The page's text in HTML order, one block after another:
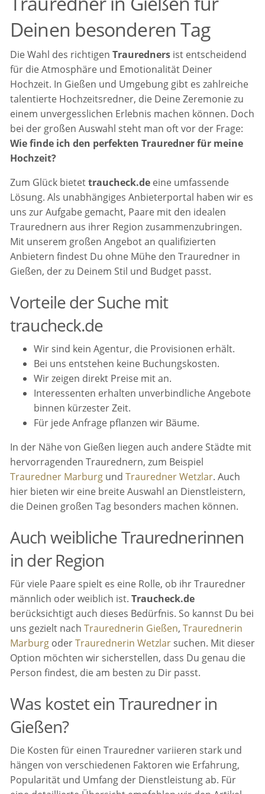
Deinen besonderen Tag
Die Wahl des richtigenTrauredners ist entscheidend
für die Atmosphäre und Emotionalität Deiner
Hochzeit. In Gießen und Umgebung gibt es zahlreiche
talentierte Hochzeitsredner, die Deine Zeremonie zu
einem unvergesslichen Erlebnis machen können. Doch
bei der großen Auswahl steht man oft vor der Frage:
Wie finde ich den perfekten Trauredner für meine
Hochzeit?
Zum Glück bietettraucheck.de eine umfassende
Lösung. Als unabhängiges Anbieterportal haben wir es
uns zur Aufgabe gemacht, Paare mit den idealen
Traurednern aus ihrer Region zusammenzubringen.
Mit unserem großen Angebot an qualifizierten
Anbietern findest Du ohne Mühe den Trauredner in
Gießen, der zu Deinem Stil und Budget passt.
Vorteile der Suche mit
traucheck.de
Wir sind kein Agentur, die Provisionen erhält.
Bei uns entstehen keine Buchungskosten.
Wir zeigen direkt Preise mit an.
Interessenten erhalten unverbindliche Angebote
binnen kürzester Zeit.
Für jede Anfrage pflanzen wir Bäume.
In der Nähe von Gießen liegen auch andere Städte mit
hervorragenden Traurednern, zum Beispiel
Trauredner Marburg undTrauredner Wetzlar. Auch
hier bieten wir eine breite Auswahl an Dienstleistern,
die Deinen großen Tag besonders machen können.
Auch weibliche Traurednerinnen
in der Region
Für viele Paare spielt es eine Rolle, ob ihr Trauredner
männlich oder weiblich ist.Traucheck.de
berücksichtigt auch dieses Bedürfnis. So kannst Du bei
uns gezielt nachTraurednerin Gießen,Traurednerin
Marburg oderTraurednerin Wetzlar suchen. Mit dieser
Option möchten wir sicherstellen, dass Du genau die
Person findest, die am besten zu Dir passt.
Was kostet ein Trauredner in
Gießen?
Die Kosten für einen Trauredner variieren stark und
hängen von verschiedenen Faktoren wie Erfahrung,
Popularität und Umfang der Dienstleistung ab. Für